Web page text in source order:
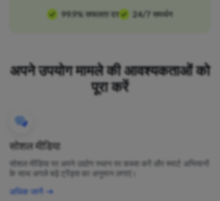
99.9% सफलता दर
24/7 समर्थन
अपने उपयोग मामले की आवश्यकताओं को
पूरा करें
सोशल मीडिया
सोशल मीडिया पर अपने उद्योग स्थान पर कब्जा करें और स्मार्ट अभियानों
के साथ अगले बड़े ट्रेंड्स का अनुमान लगाएं।
अधिक जानें